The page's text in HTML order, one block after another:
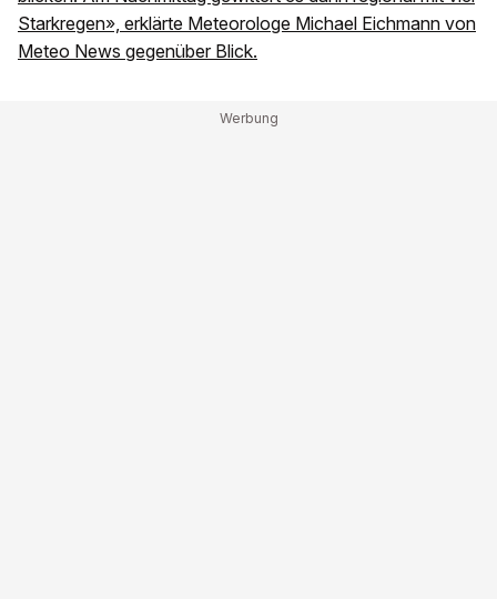
Starkregen», erklärte Meteorologe Michael Eichmann von
Meteo News gegenüber Blick.